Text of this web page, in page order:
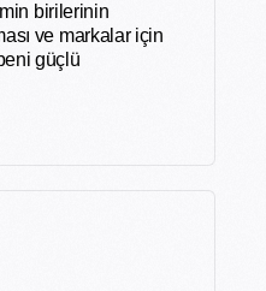
birilerinin
ve markalar için
güçlü